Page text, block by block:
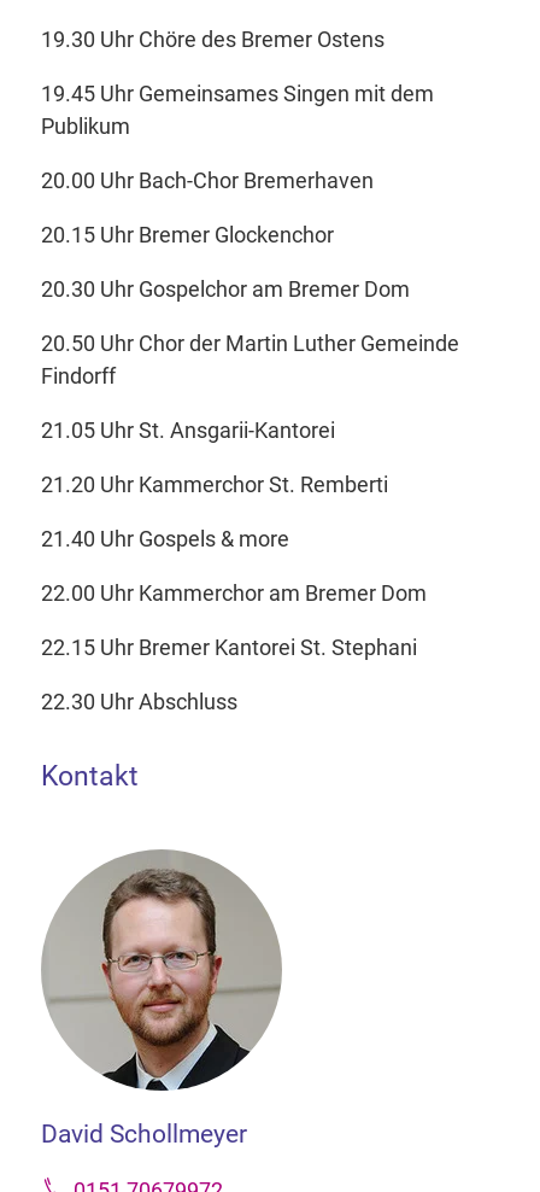
19.30 Uhr Chöre des Bremer Ostens
19.45 Uhr Gemeinsames Singen mit dem
Publikum
20.00 Uhr Bach-Chor Bremerhaven
20.15 Uhr Bremer Glockenchor
20.30 Uhr Gospelchor am Bremer Dom
20.50 Uhr Chor der Martin Luther Gemeinde
Findorff
21.05 Uhr St. Ansgarii-Kantorei
21.20 Uhr Kammerchor St. Remberti
21.40 Uhr Gospels & more
22.00 Uhr Kammerchor am Bremer Dom
22.15 Uhr Bremer Kantorei St. Stephani
22.30 Uhr Abschluss
Kontakt
David Schollmeyer